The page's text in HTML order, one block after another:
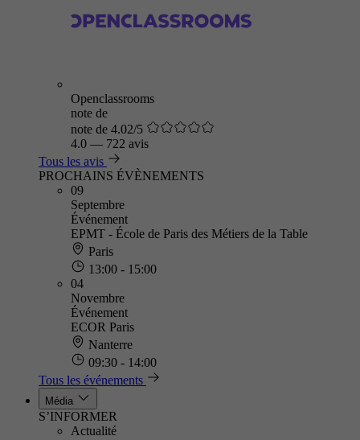
Openclassrooms
note de
note de 4.02/5
4.0 — 722 avis
Tous les avis
PROCHAINS ÉVÈNEMENTS
09
Septembre
Événement
EPMT - École de Paris des Métiers de la Table
Paris
13:00 - 15:00
04
Novembre
Événement
ECOR Paris
Nanterre
09:30 - 14:00
Tous les événements
Média
S’INFORMER
Actualité